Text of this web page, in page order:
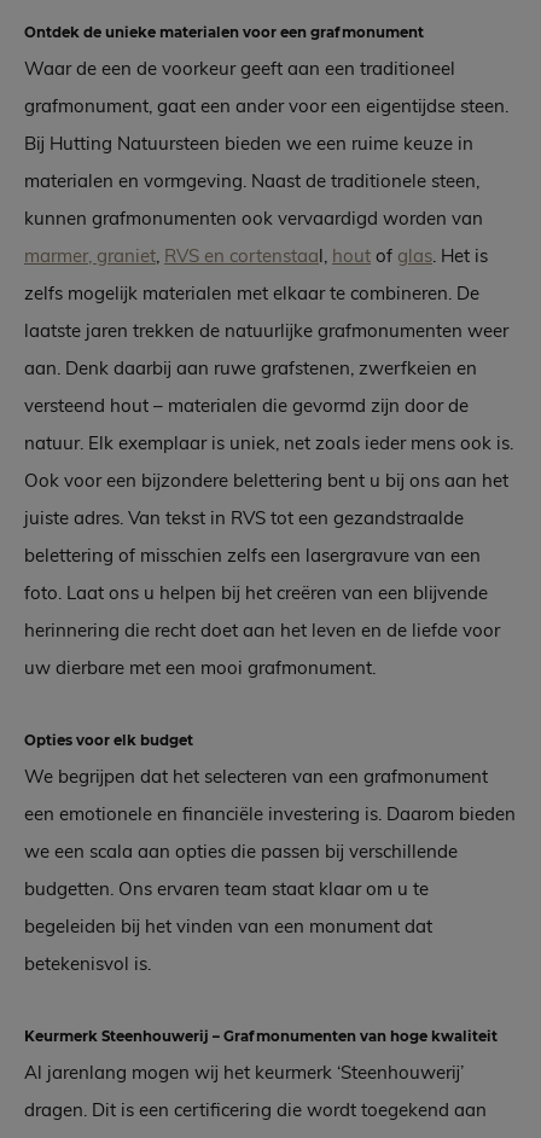
Ontdek de unieke materialen voor een grafmonument
Waar de een de voorkeur geeft aan een traditioneel
grafmonument, gaat een ander voor een eigentijdse steen.
Bij Hutting Natuursteen bieden we een ruime keuze in
materialen en vormgeving. Naast de traditionele steen,
kunnen grafmonumenten ook vervaardigd worden van
marmer, graniet RVS en cortenstaal, hout of glas . Het is
zelfs mogelijk materialen met elkaar te combineren. De
laatste jaren trekken de natuurlijke grafmonumenten weer
aan. Denk daarbij aan ruwe grafstenen, zwerfkeien en
versteend hout – materialen die gevormd zijn door de
natuur. Elk exemplaar is uniek, net zoals ieder mens ook is.
Ook voor een bijzondere belettering bent u bij ons aan het
juiste adres. Van tekst in RVS tot een gezandstraalde
belettering of misschien zelfs een lasergravure van een
foto. Laat ons u helpen bij het creëren van een blijvende
herinnering die recht doet aan het leven en de liefde voor
uw dierbare met een mooi grafmonument.
Opties voor elk budget
We begrijpen dat het selecteren van een grafmonument
een emotionele en financiële investering is. Daarom bieden
we een scala aan opties die passen bij verschillende
budgetten. Ons ervaren team staat klaar om u te
begeleiden bij het vinden van een monument dat
betekenisvol is.
Keurmerk Steenhouwerij – Grafmonumenten van hoge kwaliteit
Al jarenlang mogen wij het keurmerk ‘Steenhouwerij’
dragen. Dit is een certificering die wordt toegekend aan